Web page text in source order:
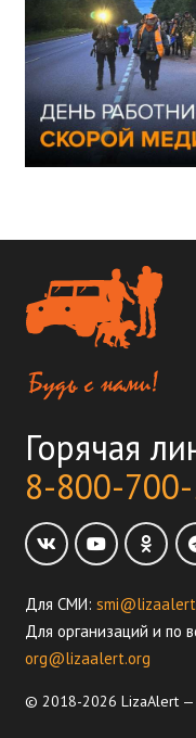
Горячая
8-800-
Для СМИ:
Для организаций и по
org@lizaalert.org
© 2018-2026 LizaAlert —